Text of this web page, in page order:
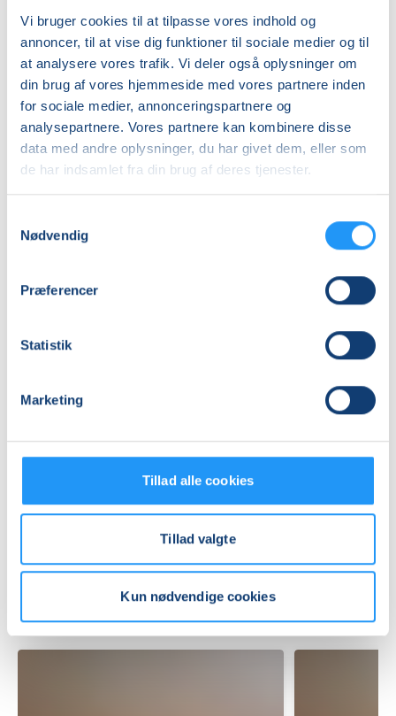
Vi bruger cookies til at tilpasse vores indhold og
annoncer, til at vise dig funktioner til sociale medier og til
at analysere vores trafik. Vi deler også oplysninger om
din brug af vores hjemmeside med vores partnere inden
for sociale medier, annonceringspartnere og
analysepartnere. Vores partnere kan kombinere disse
data med andre oplysninger, du har givet dem, eller som
de har indsamlet fra din brug af deres tjenester.
Nødvendig
Præferencer
Statistik
Marketing
Tillad alle cookies
Tillad valgte
Kun nødvendige cookies
Info
Nummer
26224
Første mødegang
torsdag 27.08.2026, kl. 10.00 - 11.00
Sidste mødegang
torsdag 10.12.2026, kl. 10.00 - 11.00
Antal mødegange
Adresse
(Træningslokale)
Se på kort
Praktiske oplysninger
Mødegange
Relaterede hold